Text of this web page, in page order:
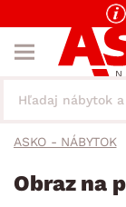
ASKO - NÁBYTOK
Obraz na